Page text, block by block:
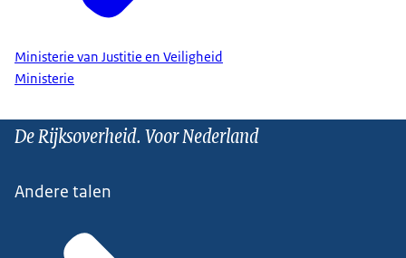
Ministerie van Justitie en Veiligheid
Ministerie
De Rijksoverheid. Voor Nederland
Andere talen